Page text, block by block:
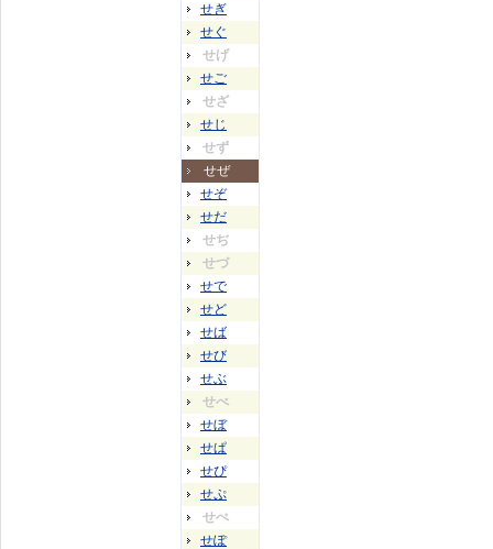
せぎ
せぐ
せげ
せご
せざ
せじ
せず
せぜ
せぞ
せだ
せぢ
せづ
せで
せど
せば
せび
せぶ
せべ
せぼ
せぱ
せぴ
せぷ
せぺ
せぽ